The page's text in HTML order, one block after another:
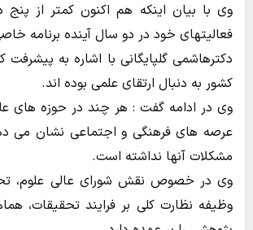
وی با بیان اینکه هم اکنون کمتر از پنج
فعالیتهای خود در دو سال آینده برنامه
دکترهاشمی گلپایگانی با اشاره به
کشور به دنبال ارتقای علمی بوده اند.
وی در ادامه گفت : هر چند در حوزه های
عرصه های فرهنگی و اجتماعی نشان می
مشکلات آنها نداشته است.
وی در خصوص نقش شورای عالی علوم،
وظیفه نظارت کلی بر فرایند تحقیقات،